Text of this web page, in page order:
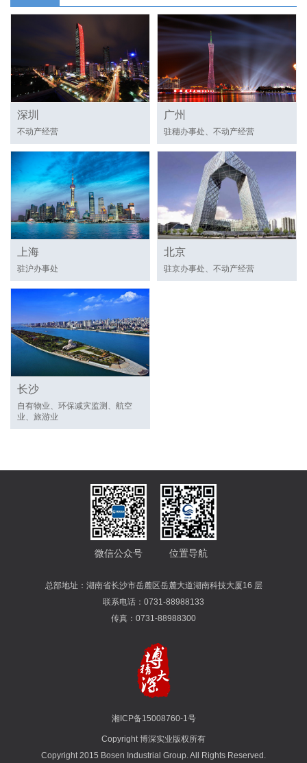
深圳
不动产经营
广州
驻穗办事处、不动产经营
上海
驻沪办事处
北京
驻京办事处、不动产经营
长沙
自有物业、环保减灾监测、航空
业、旅游业
微信公众号 位置导航
总部地址：湖南省长沙市岳麓区岳麓大道湖南科技大厦16 层
联系电话：0731-88988133
传真：0731-88988300
湘ICP备15008760-1号
Copyright 博深实业版权所有
Copyright 2015 Bosen Industrial Group. All Rights Reserved.